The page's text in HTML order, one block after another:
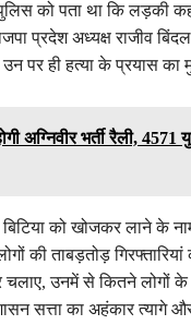
को पता था कि लड़की
प्रदेश अध्यक्ष राजीव
पर ही हत्या के प्रयास का
अग्निवीर भर्ती रैली,
बिटिया को खोजकर लाने के
की ताबड़तोड़
उनमें से कितने लोगों के
सत्ता का अहंकार त्यागे